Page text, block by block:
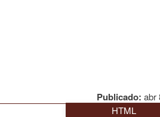
Publicado: abr
HTML